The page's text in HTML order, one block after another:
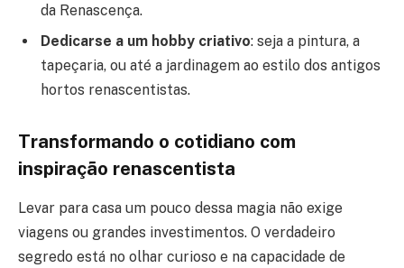
da Renascença.
Dedicarse a um hobby criativo: seja a pintura, a
tapeçaria, ou até a jardinagem ao estilo dos antigos
hortos renascentistas.
Transformando o cotidiano com
inspiração renascentista
Levar para casa um pouco dessa magia não exige
viagens ou grandes investimentos. O verdadeiro
segredo está no olhar curioso e na capacidade de